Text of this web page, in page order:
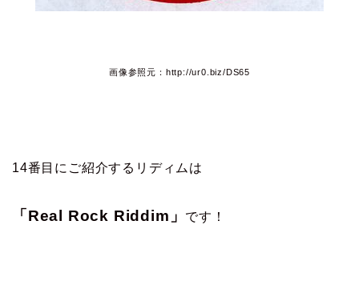
画像参照元：http://ur0.biz/DS65
14番目にご紹介するリディムは
「Real Rock Riddim」 です！